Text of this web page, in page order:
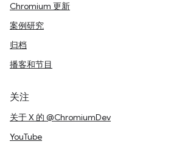
Chromium 更新
案例研究
归档
播客和节目
关注
关于 X 的 @ChromiumDev
YouTube